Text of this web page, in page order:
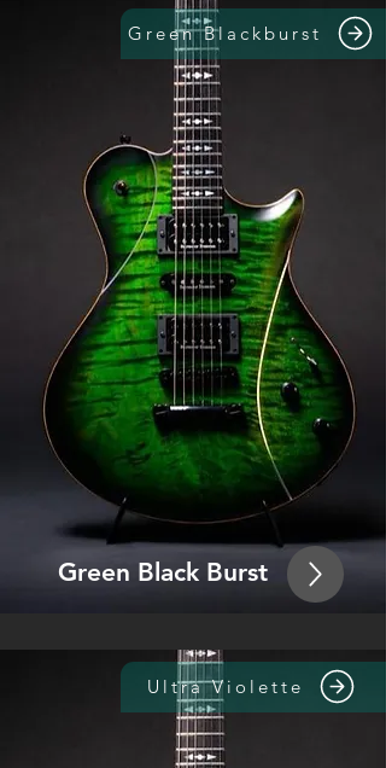
Green Blackburst
Green Black Burst
Ultra Violette